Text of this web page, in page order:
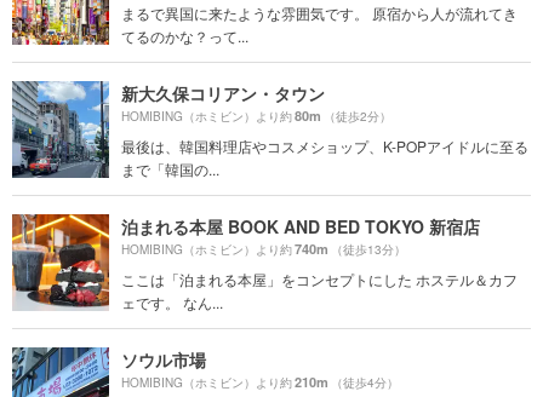
まるで異国に来たような雰囲気です。 原宿から人が流れてき
てるのかな？って...
新大久保コリアン・タウン
HOMIBING（ホミビン）より約80m （徒歩2分）
最後は、韓国料理店やコスメショップ、K-POPアイドルに至る
まで「韓国の...
泊まれる本屋 BOOK AND BED TOKYO 新宿店
HOMIBING（ホミビン）より約740m （徒歩13分）
ここは「泊まれる本屋」をコンセプトにした ホステル＆カフ
ェです。 なん...
ソウル市場
HOMIBING（ホミビン）より約210m （徒歩4分）